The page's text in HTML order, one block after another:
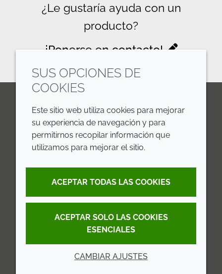
¿Le gustaría ayuda con un
producto?
¡Ponerse en contacto!
LinkedInYoutubeLine
EMPRESA
Annual Report
Sustainability Report
Croda.com
Terms and Conditions
Privacy Policy
Accessibility
Cookie Policy
SUS OPCIONES DE
COOKIES
Este sitio web utiliza cookies para mejorar
su experiencia de navegación y para
permitirnos recopilar información que
utilizamos para mejorar el sitio.
ACEPTAR TODAS LAS COOKIES
ACEPTAR SOLO LAS COOKIES
ESENCIALES
CAMBIAR AJUSTES